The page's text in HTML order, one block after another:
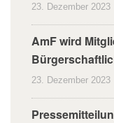
23. Dezember 2023
AmF wird
23. Dezember 2023